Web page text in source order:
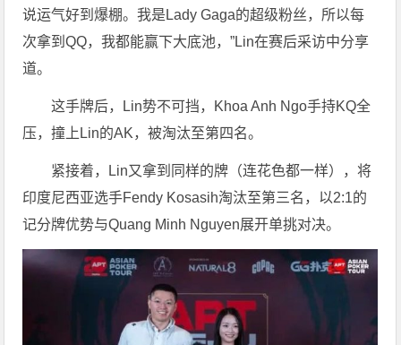
说运气好到爆棚。我是Lady Gaga的超级粉丝，所以每
次拿到QQ，我都能赢下大底池，”Lin在赛后采访中分享
道。
这手牌后，Lin势不可挡，Khoa Anh Ngo手持KQ全
压，撞上Lin的AK，被淘汰至第四名。
紧接着，Lin又拿到同样的牌（连花色都一样），将
印度尼西亚选手Fendy Kosasih淘汰至第三名，以2:1的
记分牌优势与Quang Minh Nguyen展开单挑对决。